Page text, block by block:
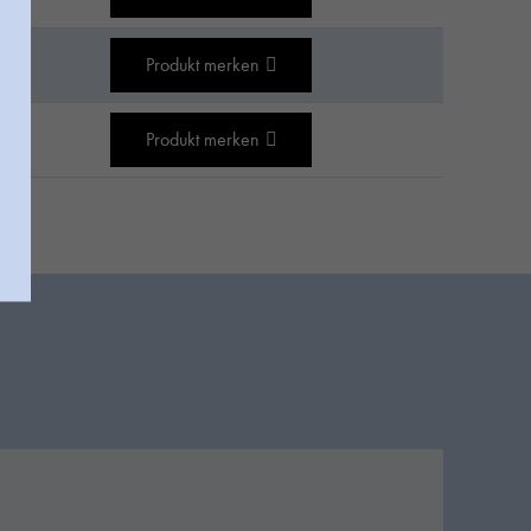
Produkt merken
Produkt merken